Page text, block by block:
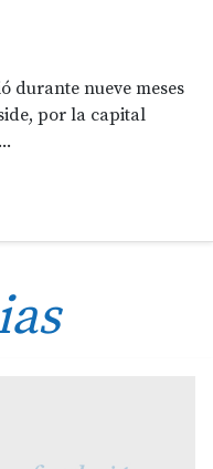
durante nueve meses
por la capital